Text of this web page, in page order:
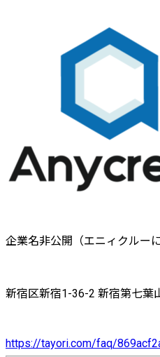
企業名非公開（エニィクルー
新宿区新宿1-36-2 新宿第七葉
https://tayori.com/faq/